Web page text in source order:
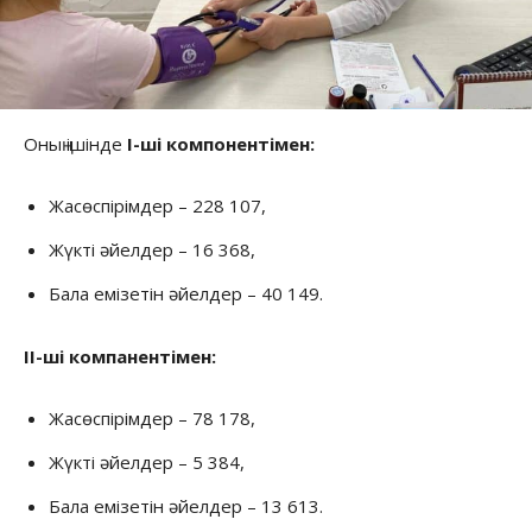
Оның ішінде І-ші компонентімен:
Жасөспірімдер – 228 107,
Жүкті әйелдер – 16 368,
Бала емізетін әйелдер – 40 149.
ІІ-ші компанентімен:
Жасөспірімдер – 78 178,
Жүкті әйелдер – 5 384,
Бала емізетін әйелдер – 13 613.